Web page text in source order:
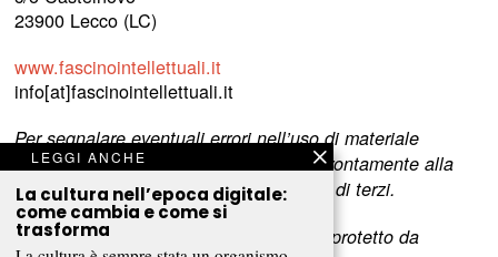
23900 Lecco (LC)
www.fascinointellettuali.it
info[at]fascinointellettuali.it
Per segnalare eventuali errori nell’uso di materiale
riservato,scriveteci
e provvederemo prontamente alla
rimozione del materiale lesivo dei diritti di terzi.
L’intero contenuto di questo sito web è protetto da
LEGGI ANCHE
La cultura nell’epoca digitale:
come cambia e come si
trasforma